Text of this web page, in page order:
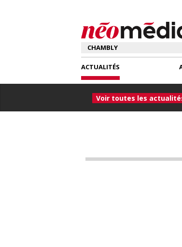
ACTUALITÉS
Voir toutes les